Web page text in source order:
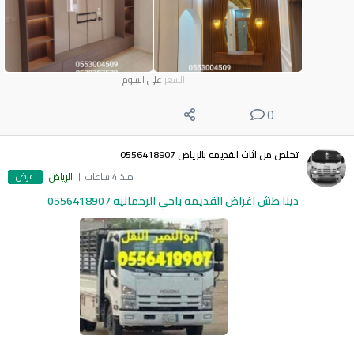
السعر على السوم
0
تخلص من اثاث القديمه بالرياض 0556418907
منذ 4 ساعات
الرياض عرض
دينا طش اغراض القديمه باحي الرحمانيه 0556418907